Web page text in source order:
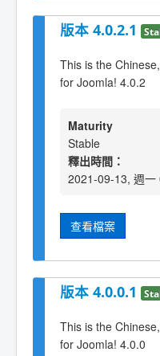
版本 4.0.2.1
This is the
for Joomla! 4.0.2
Maturity
Stable
釋出時間：
2021-09-13, 週一
查看檔案
版本 4.0.0.1
This is the
for Joomla! 4.0.0